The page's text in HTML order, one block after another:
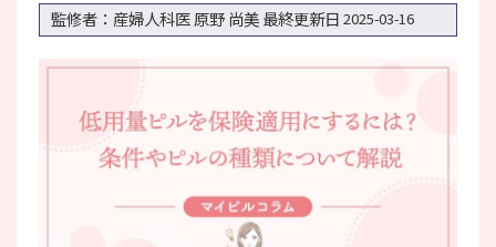
監修者：産婦人科医 原野 尚美最終更新日 2025-03-16